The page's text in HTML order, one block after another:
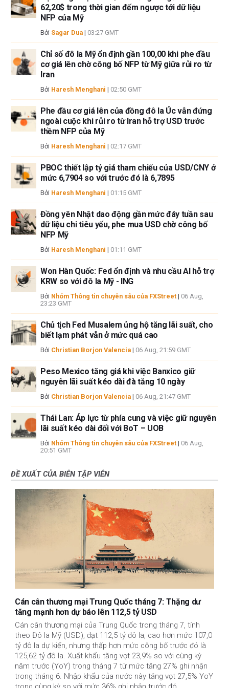
sẽ không chịu trách nhiệm về thông tin được tìm thấy ở cuối các liên kết
được đăng trên trang này.
Nếu không được đề cập rõ ràng trong nội dung bài viết, tại thời điểm viết
bài, tác giả không nắm giữ vị thế nào đối với bất kỳ cổ phiếu nào được đề
cập trong bài viết này và không có quan hệ kinh doanh với bất kỳ công ty
nào được đề cập. Tác giả không nhận được tiền công cho việc viết bài
này, ngoài từ FXStreet.
FXStreet và tác giả không cung cấp các đề xuất được cá nhân hóa. Tác
tin này. FXStreet và tác giả sẽ không chịu trách nhiệm về bất kỳ sai sót,
thiếu sót hoặc bất kỳ tổn thất, thương tích hoặc thiệt hại nào phát sinh từ
thông tin này và việc hiển thị hoặc sử dụng thông tin này. Ngoại trừ các
lỗi và thiếu sót.
có nội dung nào trong bài viết này nhằm mục đích tư vấn đầu tư.
62,20$ trong thời gian đếm ngược tới dữ liệu
NFP của Mỹ
Bởi Sagar Dua | 03:27 GMT
Chỉ số đô la Mỹ ổn định gần 100,00 khi phe đầu
cơ giá lên chờ công bố NFP từ Mỹ giữa rủi ro từ
Iran
Bởi Haresh Menghani | 02:50 GMT
Phe đầu cơ giá lên của đồng đô la Úc vẫn đứng
ngoài cuộc khi rủi ro từ Iran hỗ trợ USD trước
thềm NFP của Mỹ
Bởi Haresh Menghani | 02:17 GMT
PBOC thiết lập tỷ giá tham chiếu của USD/CNY ở
mức 6,7904 so với trước đó là 6,7895
Bởi Haresh Menghani | 01:15 GMT
Đồng yên Nhật dao động gần mức đáy tuần sau
dữ liệu chi tiêu yếu, phe mua USD chờ công bố
NFP Mỹ
Bởi Haresh Menghani | 01:11 GMT
Won Hàn Quốc: Fed ổn định và nhu cầu AI hỗ trợ
KRW so với đô la Mỹ - ING
Bởi Nhóm Thông tin chuyên sâu của FXStreet | 06 Aug,
23:23 GMT
Chủ tịch Fed Musalem ủng hộ tăng lãi suất, cho
biết lạm phát vẫn ở mức quá cao
Bởi Christian Borjon Valencia | 06 Aug, 21:59 GMT
Peso Mexico tăng giá khi việc Banxico giữ
nguyên lãi suất kéo dài đà tăng 10 ngày
Bởi Christian Borjon Valencia | 06 Aug, 21:47 GMT
Thái Lan: Áp lực từ phía cung và việc giữ nguyên
lãi suất kéo dài đối với BoT – UOB
Bởi Nhóm Thông tin chuyên sâu của FXStreet | 06 Aug,
20:51 GMT
ĐỀ XUẤT CỦA BIÊN TẬP VIÊN
Cán cân thương mại Trung Quốc tháng 7: Thặng dư
tăng mạnh hơn dự báo lên 112,5 tỷ USD
Cán cân thương mại của Trung Quốc trong tháng 7, tính
theo Đô la Mỹ (USD), đạt 112,5 tỷ đô la, cao hơn mức 107,0
tỷ đô la dự kiến, nhưng thấp hơn mức công bố trước đó là
125,62 tỷ đô la. Xuất khẩu tăng vọt 23,9% so với cùng kỳ
năm trước (YoY) trong tháng 7 từ mức tăng 27% ghi nhận
trong tháng 6. Nhập khẩu của nước này tăng vọt 27,5% YoY